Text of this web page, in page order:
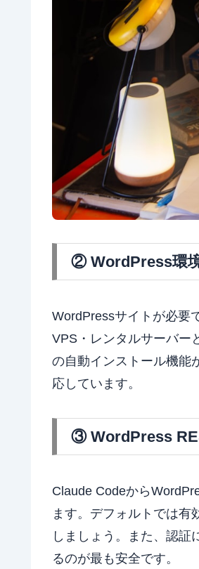
② WordPress環
WordPressサイトが必要
VPS・レンタルサーバー
の自動インストール機能
応しています。
③ WordPress
Claude Codeから
ます。デフォルトでは有
しましょう。また、認証
るのが最も安全です。